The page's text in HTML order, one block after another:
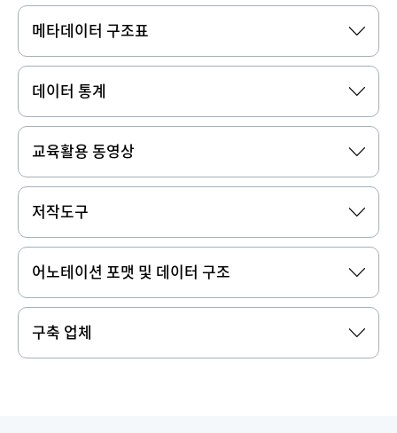
메타데이터 구조표
데이터 통계
교육활용 동영상
저작도구
어노테이션 포맷 및 데이터 구조
구축 업체